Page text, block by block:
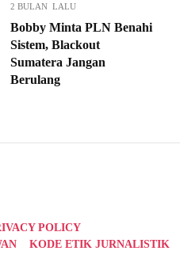
2 BULAN LALU
Bobby Minta PLN Benahi
Sistem, Blackout
Sumatera Jangan
Berulang
POLICY
KODE ETIK JURNALISTIK